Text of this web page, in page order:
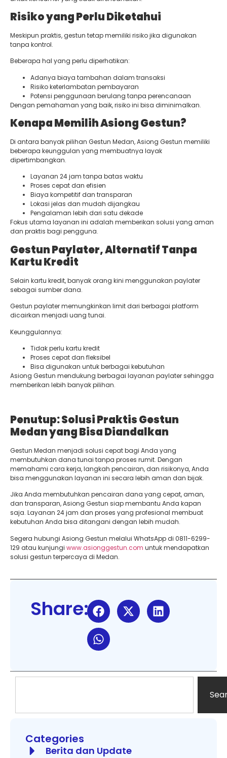
Risiko yang Perlu Diketahui
Meskipun praktis, gestun tetap memiliki risiko jika digunakan
tanpa kontrol.
Beberapa hal yang perlu diperhatikan:
Adanya biaya tambahan dalam transaksi
Risiko keterlambatan pembayaran
Potensi penggunaan berulang tanpa perencanaan
Dengan pemahaman yang baik, risiko ini bisa diminimalkan.
Kenapa Memilih Asiong Gestun?
Di antara banyak pilihan Gestun Medan, Asiong Gestun memiliki
beberapa keunggulan yang membuatnya layak
dipertimbangkan.
Layanan 24 jam tanpa batas waktu
Proses cepat dan efisien
Biaya kompetitif dan transparan
Lokasi jelas dan mudah dijangkau
Pengalaman lebih dari satu dekade
Fokus utama layanan ini adalah memberikan solusi yang aman
dan praktis bagi pengguna.
Gestun Paylater, Alternatif Tanpa
Kartu Kredit
Selain kartu kredit, banyak orang kini menggunakan paylater
sebagai sumber dana.
Gestun paylater memungkinkan limit dari berbagai platform
dicairkan menjadi uang tunai.
Keunggulannya:
Tidak perlu kartu kredit
Proses cepat dan fleksibel
Bisa digunakan untuk berbagai kebutuhan
Asiong Gestun mendukung berbagai layanan paylater sehingga
memberikan lebih banyak pilihan.
Penutup: Solusi Praktis Gestun
Medan yang Bisa Diandalkan
Gestun Medan menjadi solusi cepat bagi Anda yang
membutuhkan dana tunai tanpa proses rumit. Dengan
memahami cara kerja, langkah pencairan, dan risikonya, Anda
bisa menggunakan layanan ini secara lebih aman dan bijak.
Jika Anda membutuhkan pencairan dana yang cepat, aman,
dan transparan, Asiong Gestun siap membantu Anda kapan
saja. Layanan 24 jam dan proses yang profesional membuat
kebutuhan Anda bisa ditangani dengan lebih mudah.
Segera hubungi Asiong Gestun melalui WhatsApp di 0811-6299-
129 atau kunjungi www.asionggestun.com untuk mendapatkan
solusi gestun terpercaya di Medan.
Share:
Categories
Berita dan Update